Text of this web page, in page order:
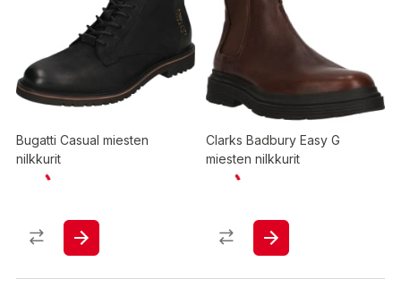
Bugatti Casual miesten
nilkkurit
Clarks Badbury Easy G
miesten nilkkurit